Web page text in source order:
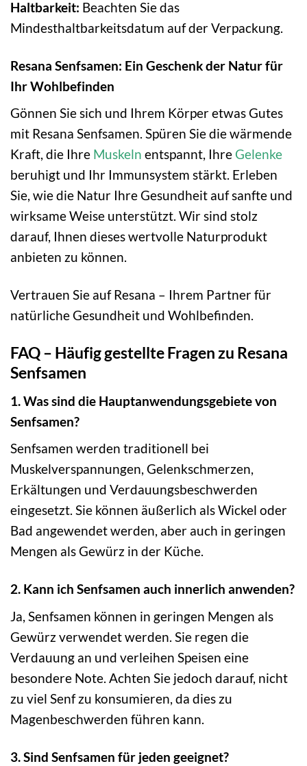
Haltbarkeit: Beachten Sie das
Mindesthaltbarkeitsdatum auf der Verpackung.
Resana Senfsamen: Ein Geschenk der Natur für
Ihr Wohlbefinden
Gönnen Sie sich und Ihrem Körper etwas Gutes
mit Resana Senfsamen. Spüren Sie die wärmende
Kraft, die Ihre Muskeln entspannt, Ihre Gelenke
beruhigt und Ihr Immunsystem stärkt. Erleben
Sie, wie die Natur Ihre Gesundheit auf sanfte und
wirksame Weise unterstützt. Wir sind stolz
darauf, Ihnen dieses wertvolle Naturprodukt
anbieten zu können.
Vertrauen Sie auf Resana – Ihrem Partner für
natürliche Gesundheit und Wohlbefinden.
FAQ – Häufig gestellte Fragen zu Resana
Senfsamen
1. Was sind die Hauptanwendungsgebiete von
Senfsamen?
Senfsamen werden traditionell bei
Muskelverspannungen, Gelenkschmerzen,
Erkältungen und Verdauungsbeschwerden
eingesetzt. Sie können äußerlich als Wickel oder
Bad angewendet werden, aber auch in geringen
Mengen als Gewürz in der Küche.
2. Kann ich Senfsamen auch innerlich anwenden?
Ja, Senfsamen können in geringen Mengen als
Gewürz verwendet werden. Sie regen die
Verdauung an und verleihen Speisen eine
besondere Note. Achten Sie jedoch darauf, nicht
zu viel Senf zu konsumieren, da dies zu
Magenbeschwerden führen kann.
3. Sind Senfsamen für jeden geeignet?